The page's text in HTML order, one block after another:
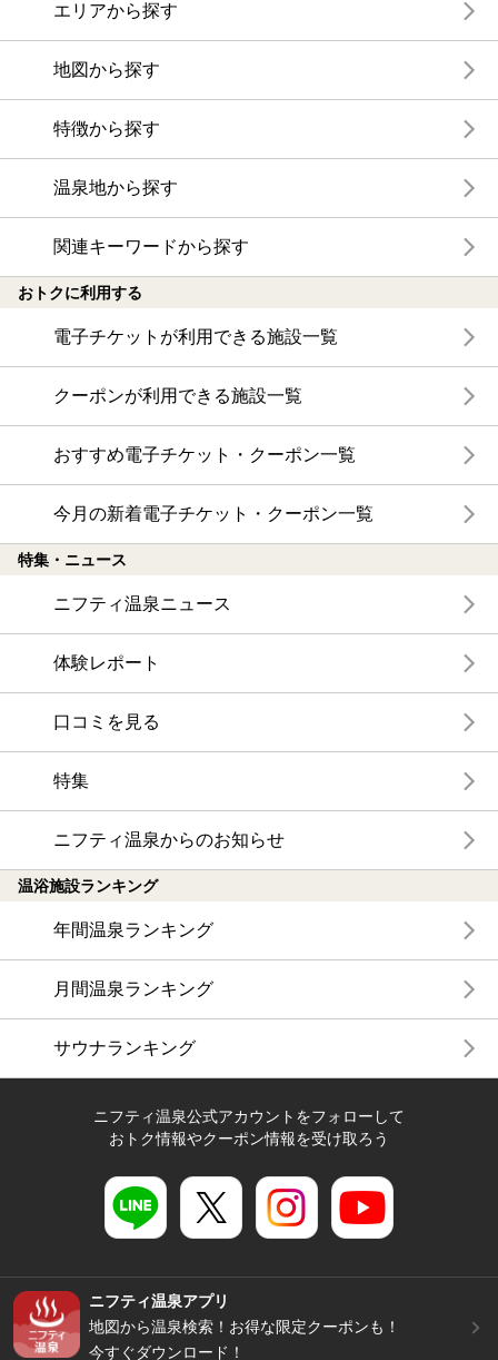
エリアから探す
地図から探す
特徴から探す
温泉地から探す
関連キーワードから探す
おトクに利用する
電子チケットが利用できる施設一覧
クーポンが利用できる施設一覧
おすすめ電子チケット・クーポン一覧
今月の新着電子チケット・クーポン一覧
特集・ニュース
ニフティ温泉ニュース
体験レポート
口コミを見る
特集
ニフティ温泉からのお知らせ
温浴施設ランキング
年間温泉ランキング
月間温泉ランキング
サウナランキング
ニフティ温泉公式アカウントをフォローして
おトク情報やクーポン情報を受け取ろう
ニフティ温泉アプリ
地図から温泉検索！お得な限定クーポンも！
今すぐダウンロード！